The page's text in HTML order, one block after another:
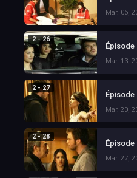
Mar. 06,
2 - 26
Épisode
Mar. 13,
2 - 27
Épisode
Mar. 20,
2 - 28
Épisode
Mar. 27,